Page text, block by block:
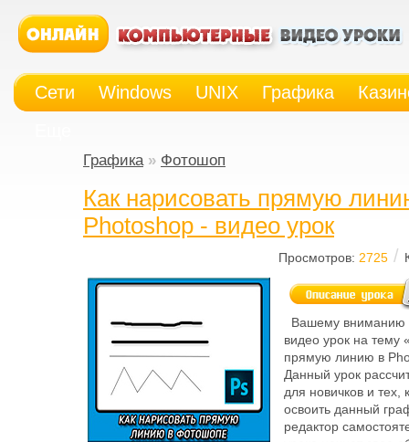
Сети Windows UNIX Графика
Графика» Фотошоп
Как нарисовать прямую
Photoshop - видео урок
Просмотров: 2725 /
Вашему вниманию
видео урок на тему
прямую линию в
Данный урок
для новичков и тех,
освоить данный
редактор